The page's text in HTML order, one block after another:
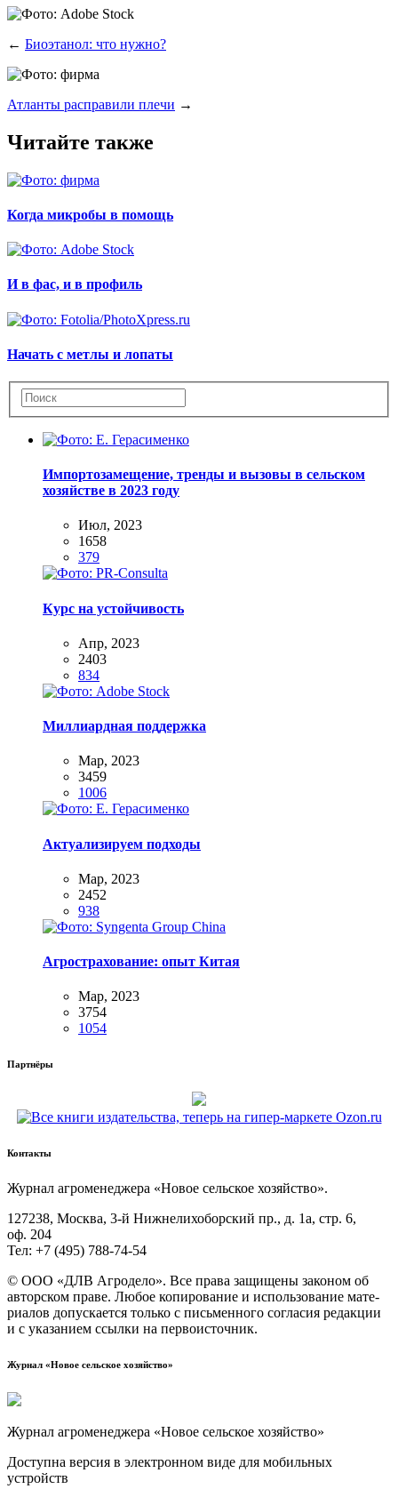
← Биоэтанол: что нужно?
Атланты расправили плечи →
Читайте также
Когда микробы в помощь
И в фас, и в профиль
Начать с метлы и лопаты
Импортозамещение, тренды и вызовы в сельском
хозяйстве в 2023 году
Июл, 2023
1658
379
Курс на устойчивость
Апр, 2023
2403
834
Миллиардная поддержка
Мар, 2023
3459
1006
Актуализируем подходы
Мар, 2023
2452
938
Агрострахование: опыт Китая
Мар, 2023
3754
1054
Партнёры
Контакты
Жур­нал агро­ме­не­дже­ра «Новое сель­ское хозяйство».
127238, Москва, 3‑й Ниж­не­ли­хо­бор­ский пр., д. 1а, стр. 6,
оф. 204
Тел: +7 (495) 788‑74‑54
© ООО «ДЛВ Агро­де­ло». Все пра­ва защи­ще­ны зако­ном об
автор­ском пра­ве. Любое копи­ро­ва­ние и исполь­зо­ва­ние мате­
ри­а­лов допус­ка­ет­ся толь­ко с пись­мен­но­го согла­сия редак­ции
и с ука­за­ни­ем ссыл­ки на первоисточник.
Журнал «Новое сельское хозяйство»
Журнал агроменеджера «Новое сельское хозяйство»
Доступна версия в электронном виде для мобильных
устройств